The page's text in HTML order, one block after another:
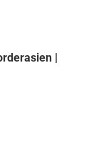
|